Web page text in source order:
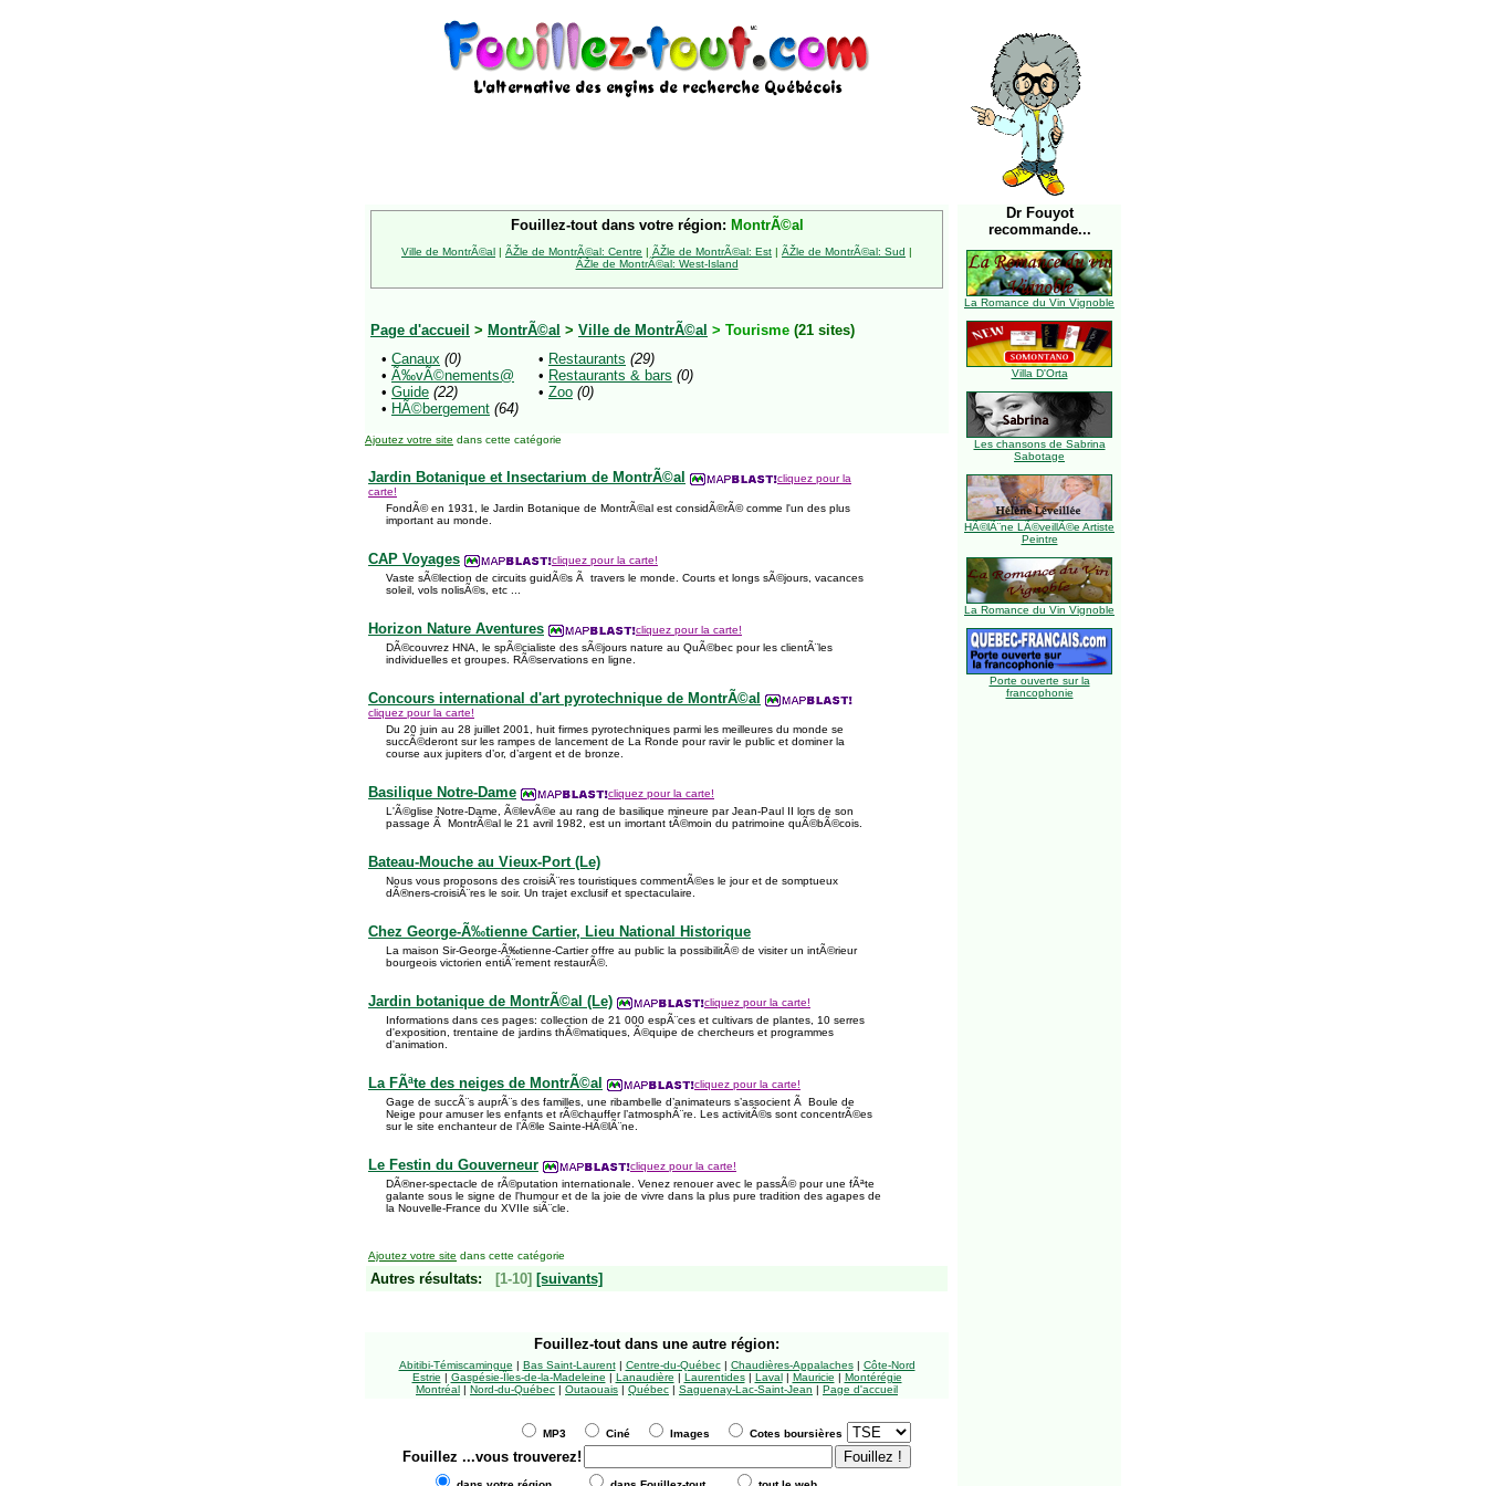
Fouillez-tout dans votre région: MontrÃ©al
Ville de MontrÃ©al | ÃŽle de MontrÃ©al: Centre | ÃŽle de MontrÃ©al: Est | ÃŽle de MontrÃ©al: Sud |
ÃŽle de MontrÃ©al: West-Island
Page d'accueil > MontrÃ©al > Ville de MontrÃ©al > Tourisme (21 sites)
• Canaux (0)
• Ã‰vÃ©nements@
• Guide (22)
• HÃ©bergement (64)
• Restaurants (29)
• Restaurants & bars (0)
• Zoo (0)
Ajoutez votre site dans cette catégorie
Jardin Botanique et Insectarium de MontrÃ©al
cliquez pour la
carte!
FondÃ© en 1931, le Jardin Botanique de MontrÃ©al est considÃ©rÃ© comme l'un des plus
important au monde.
CAP Voyages
cliquez pour la carte!
Vaste sÃ©lection de circuits guidÃ©s Ã travers le monde. Courts et longs sÃ©jours, vacances
soleil, vols nolisÃ©s, etc ...
Horizon Nature Aventures
cliquez pour la carte!
DÃ©couvrez HNA, le spÃ©cialiste des sÃ©jours nature au QuÃ©bec pour les clientÃ¨les
individuelles et groupes. RÃ©servations en ligne.
Concours international d'art pyrotechnique de MontrÃ©al
cliquez pour la carte!
Du 20 juin au 28 juillet 2001, huit firmes pyrotechniques parmi les meilleures du monde se
succÃ©deront sur les rampes de lancement de La Ronde pour ravir le public et dominer la
course aux jupiters d’or, d’argent et de bronze.
Basilique Notre-Dame
cliquez pour la carte!
L'Ã©glise Notre-Dame, Ã©levÃ©e au rang de basilique mineure par Jean-Paul II lors de son
passage Ã MontrÃ©al le 21 avril 1982, est un imortant tÃ©moin du patrimoine quÃ©bÃ©cois.
Bateau-Mouche au Vieux-Port (Le)
Nous vous proposons des croisiÃ¨res touristiques commentÃ©es le jour et de somptueux
dÃ®ners-croisiÃ¨res le soir. Un trajet exclusif et spectaculaire.
Chez George-Ã‰tienne Cartier, Lieu National Historique
La maison Sir-George-Ã‰tienne-Cartier offre au public la possibilitÃ© de visiter un intÃ©rieur
bourgeois victorien entiÃ¨rement restaurÃ©.
Jardin botanique de MontrÃ©al (Le)
cliquez pour la carte!
Informations dans ces pages: collection de 21 000 espÃ¨ces et cultivars de plantes, 10 serres
d'exposition, trentaine de jardins thÃ©matiques, Ã©quipe de chercheurs et programmes
d'animation.
La FÃªte des neiges de MontrÃ©al
cliquez pour la carte!
Gage de succÃ¨s auprÃ¨s des familles, une ribambelle d’animateurs s’associent Ã Boule de
Neige pour amuser les enfants et rÃ©chauffer l’atmosphÃ¨re. Les activitÃ©s sont concentrÃ©es
sur le site enchanteur de l’Ã®le Sainte-HÃ©lÃ¨ne.
Le Festin du Gouverneur
cliquez pour la carte!
DÃ®ner-spectacle de rÃ©putation internationale. Venez renouer avec le passÃ© pour une fÃªte
galante sous le signe de l'humour et de la joie de vivre dans la plus pure tradition des agapes de
la Nouvelle-France du XVIIe siÃ¨cle.
Dr Fouyot
recommande...
La Romance du Vin Vignoble
Villa D'Orta
Les chansons de Sabrina
Sabotage
HÃ©lÃ¨ne LÃ©veillÃ©e Artiste
Peintre
La Romance du Vin Vignoble
Porte ouverte sur la
francophonie
Ajoutez votre site dans cette catégorie
Autres résultats: [1-10] [suivants]
Fouillez-tout dans une autre région:
Abitibi-Témiscamingue | Bas Saint-Laurent| Centre-du-Québec| Chaudières-Appalaches| Côte-Nord
Estrie | Gaspésie-Îles-de-la-Madeleine | Lanaudière | Laurentides| Laval| Mauricie | Montérégie
Montréal | Nord-du-Québec | Outaouais | Québec | Saguenay-Lac-Saint-Jean | Page d'accueil
MP3 Ciné Images Cotes boursières
Fouillez ...vous trouverez!